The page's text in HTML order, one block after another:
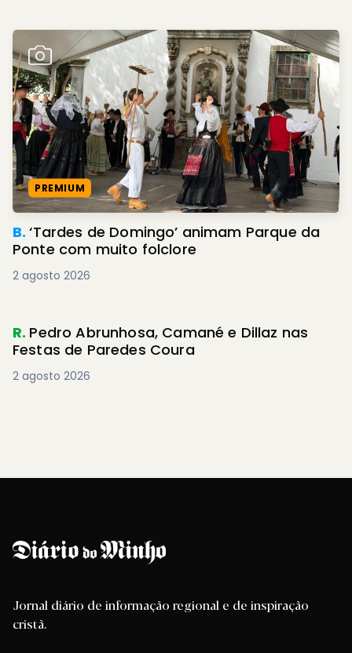
PREMIUM
B.‘Tardes de Domingo’ animam Parque da
Ponte com muito folclore
2 agosto 2026
R. Pedro Abrunhosa, Camané e Dillaz nas
Festas de Paredes Coura
2 agosto 2026
Jornal diário de informação regional e de inspiração
cristã.